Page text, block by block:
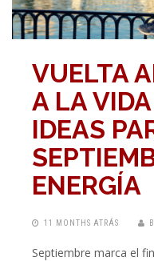
VUELTA
A LA
IDEAS
ENERGÍA
11 MONTHS ATRÁS
Septiembre marca el